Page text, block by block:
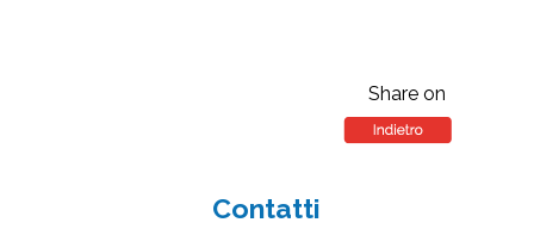
Share on
Contatti